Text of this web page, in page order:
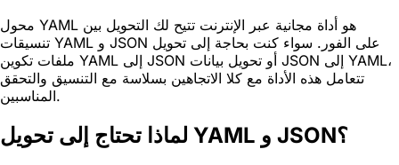
محول YAML هو أداة مجانية عبر الإنترنت تتيح لك التحويل بين
تنسيقات YAML و JSON على الفور. سواء كنت بحاجة إلى تحويل
ملفات تكوين YAML إلى JSON أو تحويل بيانات JSON إلى YAML،
تتعامل هذه الأداة مع كلا الاتجاهين بسلاسة مع التنسيق والتحقق
المناسبين.
لماذا تحتاج إلى تحويل YAML و JSON؟